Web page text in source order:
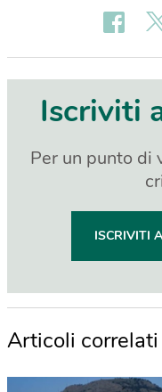
Iscriviti
Per un punto di
ISCRIVITI
Articoli correlati